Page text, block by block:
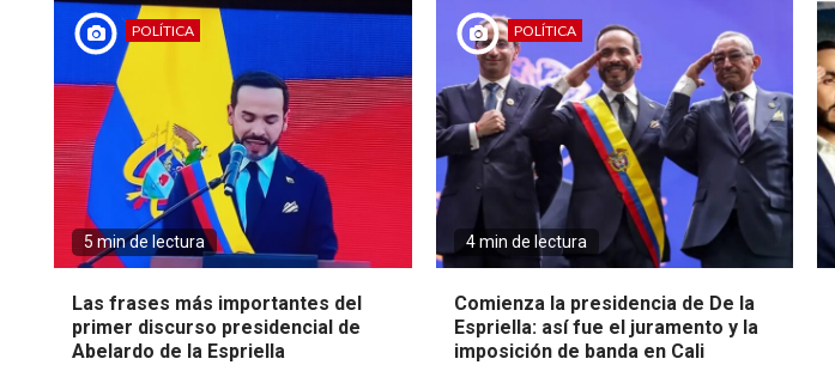
POLÍTICA
5 min de lectura
Las frases más importantes del
primer discurso presidencial de
Abelardo de la Espriella
POLÍTICA
4 min de lectura
Comienza la presidencia de De la
Espriella: así fue el juramento y la
imposición de banda en Cali